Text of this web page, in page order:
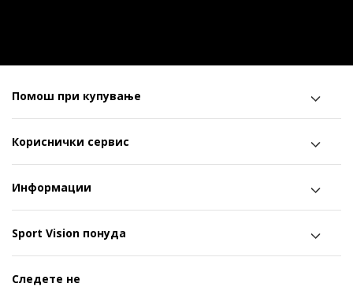
Помош при купување
Кориснички сервис
Информации
Sport Vision понуда
Следете не